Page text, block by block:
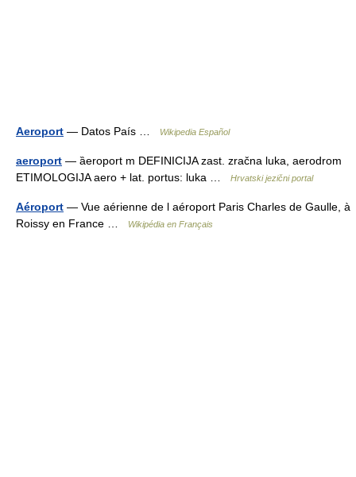
Aeroport — Datos País … Wikipedia Español
aeroport — ȁeroport m DEFINICIJA zast. zračna luka, aerodrom
ETIMOLOGIJA aero + lat. portus: luka …
Hrvatski jezični portal
Aéroport — Vue aérienne de l aéroport Paris Charles de Gaulle, à
Roissy en France …
Wikipédia en Français